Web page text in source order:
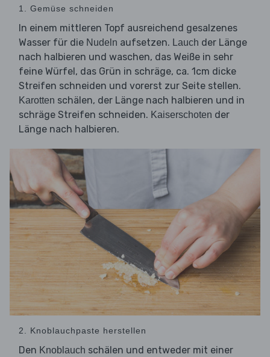
1. Gemüse schneiden
In einem mittleren Topf ausreichend gesalzenes
Wasser für die Nudeln aufsetzen. Lauch der Länge
nach halbieren und waschen, das Weiße in sehr
feine Würfel, das Grün in schräge, ca. 1cm dicke
Streifen schneiden und vorerst zur Seite stellen.
Karotten schälen, der Länge nach halbieren und in
schräge Streifen schneiden. Kaiserschoten der
Länge nach halbieren.
2. Knoblauchpaste herstellen
Den Knoblauch schälen und entweder mit einer